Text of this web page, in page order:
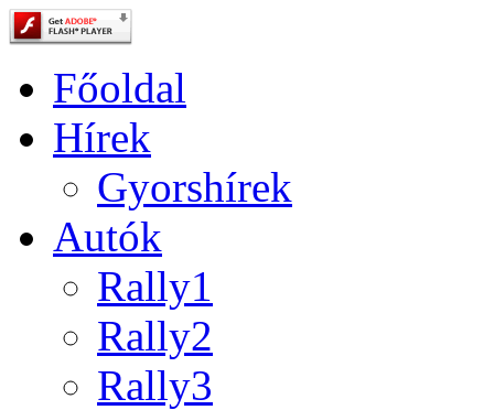
Főoldal
Hírek
Gyorshírek
Autók
Rally1
Rally2
Rally3